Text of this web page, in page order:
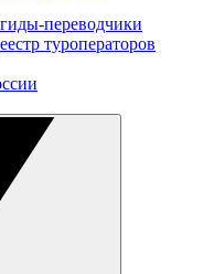
переводчики
туроператоров